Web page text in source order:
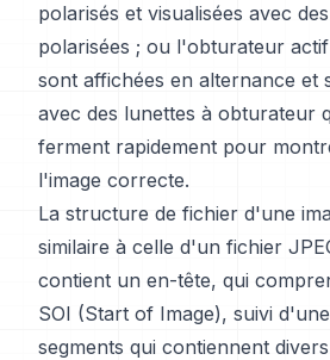
polarisés et visualisées avec
polarisées ; ou l'obturateur
sont affichées en alternance et
avec des lunettes à obturateur
ferment rapidement pour
l'image correcte.
La structure de fichier d'une
similaire à celle d'un fichier
contient un en-tête, qui
SOI (Start of Image), suivi
segments qui contiennent